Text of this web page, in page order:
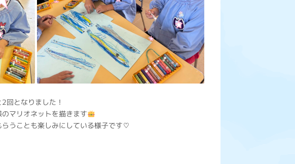
回となりました！
マリオネットを描きます
うことも楽しみにしている様子です♡